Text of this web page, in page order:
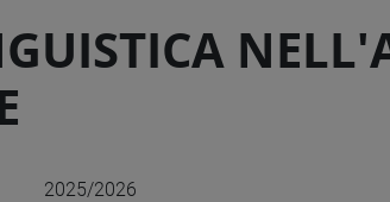
2025/2026